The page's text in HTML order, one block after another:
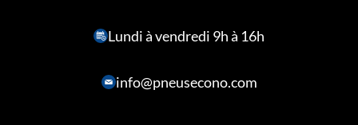
Lundi à vendredi 9h à 16h
info@pneusecono.com